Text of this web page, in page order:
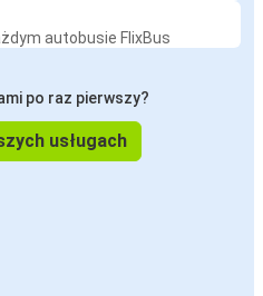
autobusie FlixBus
po raz pierwszy?
usługach